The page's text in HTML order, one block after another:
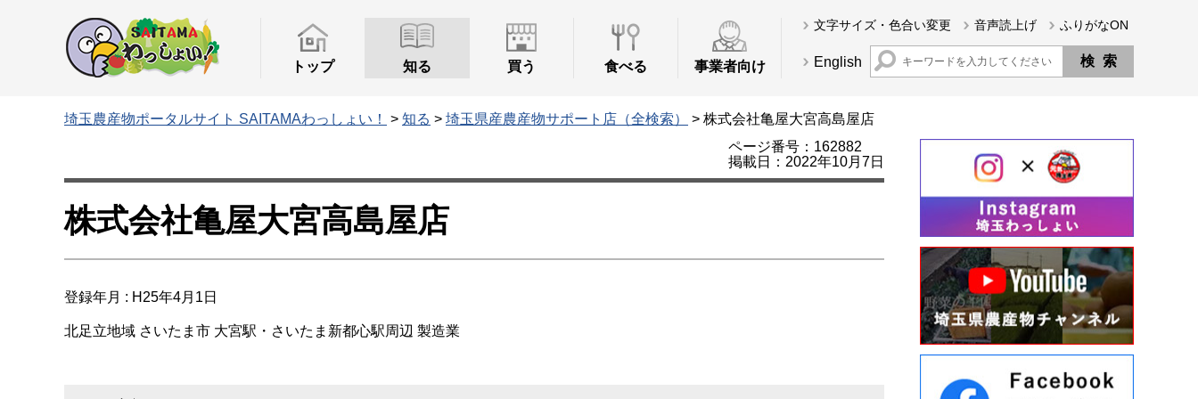
トップ 知る 買う 食べる 事業者向け
文字サイズ・色合い変更 音声読上げ ふりがなON
English
埼玉農産物ポータルサイト SAITAMAわっしょい！ > 知る > 埼玉県産農産物サポート店（全検索）
> 株式会社亀屋大宮高島屋店
ページ番号：162882
掲載日：2022年10月7日
株式会社亀屋大宮高島屋店
登録年月 : H25年4月1日
北足立地域 さいたま市 大宮駅・さいたま新都心駅周辺 製造業